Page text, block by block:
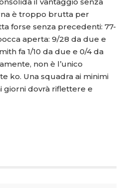
è troppo brutta per
forse senza precedenti: 77-
aperta: 9/28 da due e
fa 1/10 da due e 0/4 da
non è l’unico
ko. Una squadra ai minimi
giorni dovrà riflettere e